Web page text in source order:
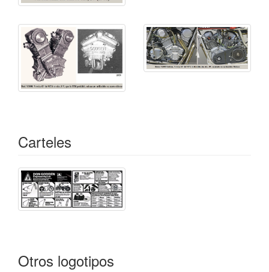
cambiado a una GM tras un acuerdo con su
patrocinador.
Don Godden también construyó un 1000 ccV-twin
sidecar basado en su motor GR500, habitual en las
carreras de Costa Mesaspeedway
moldes de sus motores y piezas de repuesto que
pueden adquirirse, estando disponibles incluso ser
para los amantes de la marca.
Don, que por su edad ya no competía se mantuvo
ocupado haciendo trabajos de ingeniería para los
Maidstone Road, Nettlestead, Kent.
Carteles
Otros logotipos